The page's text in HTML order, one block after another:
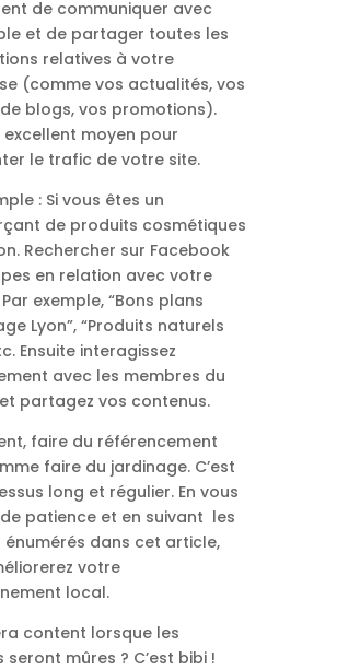
de communiquer avec
et de partager toutes les
relatives à votre
(comme vos actualités, vos
blogs, vos promotions).
excellent moyen pour
le trafic de votre site.
: Si vous êtes un
de produits cosmétiques
Rechercher sur Facebook
en relation avec votre
exemple, “Bons plans
Lyon”, “Produits naturels
Ensuite interagissez
avec les membres du
partagez vos contenus.
faire du référencement
faire du jardinage. C’est
long et régulier. En vous
patience et en suivant les
énumérés dans cet article,
votre
local.
content lorsque les
mûres ? C’est bibi !